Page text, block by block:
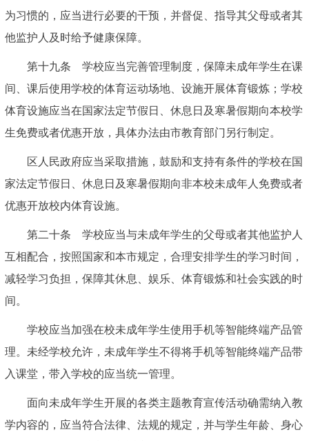
为习惯的，应当进行必要的干预，并督促、指导其父母或者其
他监护人及时给予健康保障。
第十九条 学校应当完善管理制度，保障未成年学生在课
间、课后使用学校的体育运动场地、设施开展体育锻炼；学校
体育设施应当在国家法定节假日、休息日及寒暑假期向本校学
生免费或者优惠开放，具体办法由市教育部门另行制定。
区人民政府应当采取措施，鼓励和支持有条件的学校在国
家法定节假日、休息日及寒暑假期向非本校未成年人免费或者
优惠开放校内体育设施。
第二十条 学校应当与未成年学生的父母或者其他监护人
互相配合，按照国家和本市规定，合理安排学生的学习时间，
减轻学习负担，保障其休息、娱乐、体育锻炼和社会实践的时
间。
学校应当加强在校未成年学生使用手机等智能终端产品管
理。未经学校允许，未成年学生不得将手机等智能终端产品带
入课堂，带入学校的应当统一管理。
面向未成年学生开展的各类主题教育宣传活动确需纳入教
学内容的，应当符合法律、法规的规定，并与学生年龄、身心